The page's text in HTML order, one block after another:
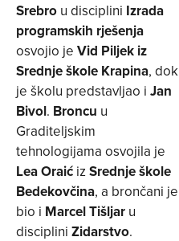
Srebro u disciplini Izrada
programskih rješenja
osvojio je Vid Piljek iz
Srednje škole Krapina, dok
je školu predstavljao i Jan
Bivol. Broncu u
Graditeljskim
tehnologijama osvojila je
Lea Oraić izSrednje škole
Bedekovčina, a brončani je
bio i Marcel Tišljar u
disciplini Zidarstvo.